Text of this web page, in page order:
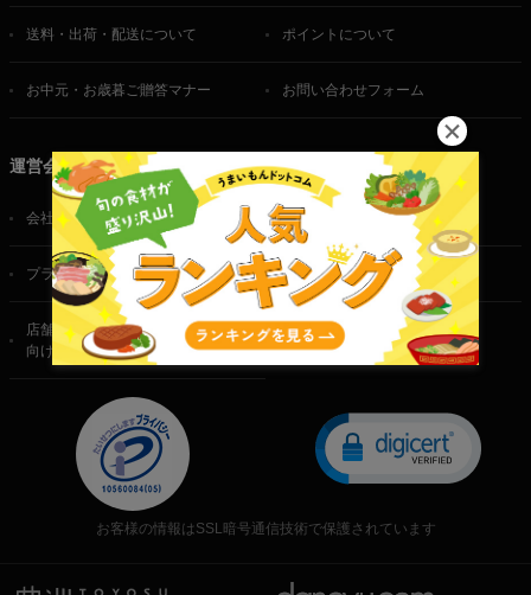
送料・出荷・配送について ポイントについて
お中元・お歳暮ご贈答マナー お問い合わせフォーム
運営会社
会社概要 ご利用規約
プライバシーポリシー 特定商取引法に基づく表記
店舗・法人・生産者様
向けのお問い合わせ
お客様の情報はSSL暗号通信技術で保護されています